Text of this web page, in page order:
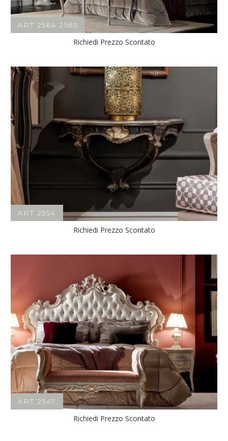
ART 2564 2565
Richiedi Prezzo Scontato
ART 2554
Richiedi Prezzo Scontato
ART 2547
Richiedi Prezzo Scontato